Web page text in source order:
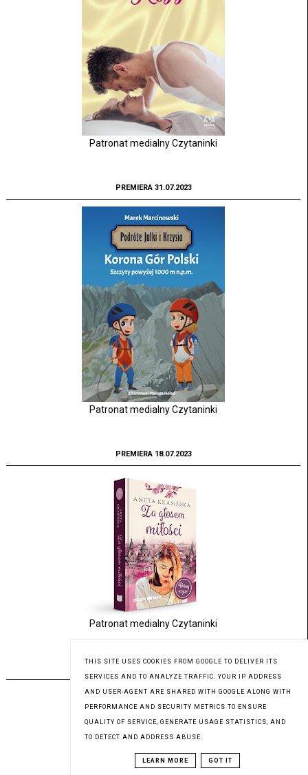
Patronat medialny Czytaninki
PREMIERA 31.07.2023
Patronat medialny Czytaninki
PREMIERA 18.07.2023
Patronat medialny Czytaninki
THIS SITE USES COOKIES FROM GOOGLE TO DELIVER ITS
SERVICES AND TO ANALYZE TRAFFIC. YOUR IP ADDRESS
AND USER-AGENT ARE SHARED WITH GOOGLE ALONG WITH
PERFORMANCE AND SECURITY METRICS TO ENSURE
QUALITY OF SERVICE, GENERATE USAGE STATISTICS, AND
TO DETECT AND ADDRESS ABUSE.
LEARN MORE GOT IT